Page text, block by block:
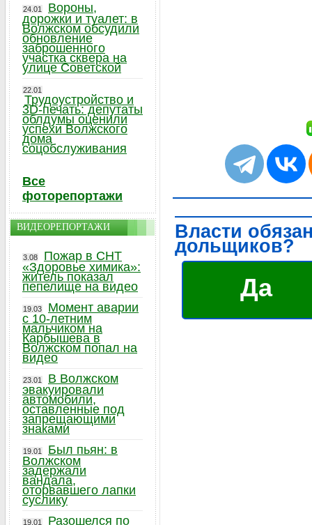
Власти
дольщиков?
Да
24.01
Вороны,
дорожки и туалет: в
Волжском обсудили
обновление
заброшенного
участка сквера на
улице Советской
22.01
Трудоустройство и
3D-печать: депутаты
облдумы оценили
успехи Волжского
дома
соцобслуживания
Все
фоторепортажи
ВИДЕОРЕПОРТАЖИ
3.08
Пожар в СНТ
«Здоровье химика»:
житель показал
пепелище на видео
19.03
Момент аварии
с 10-летним
мальчиком на
Карбышева в
Волжском попал на
видео
23.01
В Волжском
эвакуировали
автомобили,
оставленные под
запрещающими
знаками
19.01
Был пьян: в
Волжском
задержали
вандала,
оторвавшего лапки
суслику
19.01
Разошелся по